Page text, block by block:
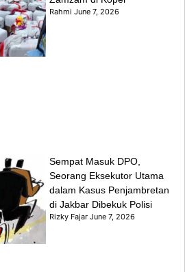
RahmiJune 7, 2026
Sempat Masuk DPO,
Seorang Eksekutor Utama
dalam Kasus Penjambretan
di Jakbar Dibekuk Polisi
Rizky FajarJune 7, 2026